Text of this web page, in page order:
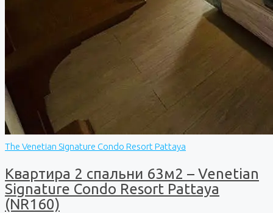
The Venetian Signature Condo Resort Pattaya
Квартира 2 спальни 63м2 – Venetian
Signature Condo Resort Pattaya
(NR160)